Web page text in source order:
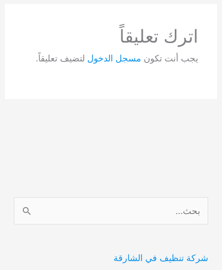
اترك تعليقاً
يجب أنت تكون مسجل الدخول لتضيف تعليقاً.
ل
ح
شركة تنظيف في الشارقة